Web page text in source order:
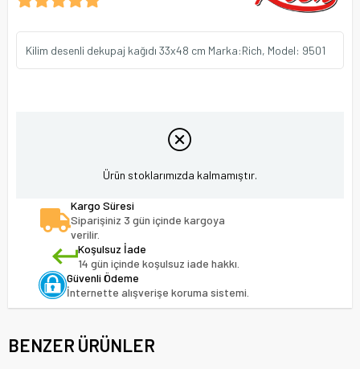
Kilim desenli dekupaj kağıdı 33x48 cm Marka:Rich, Model: 9501
Ürün stoklarımızda kalmamıştır.
Kargo Süresi
Siparişiniz 3 gün içinde kargoya
verilir.
Koşulsuz İade
14 gün içinde koşulsuz iade hakkı.
Güvenli Ödeme
İnternette alışverişe koruma sistemi.
BENZER ÜRÜNLER